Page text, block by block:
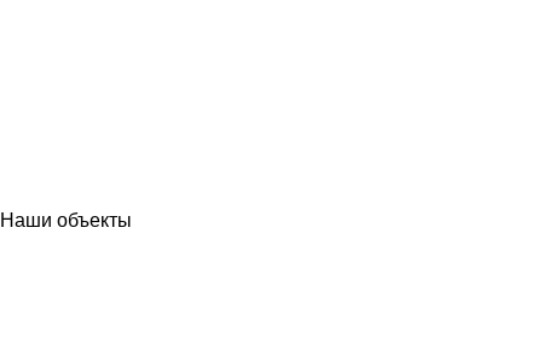
Наши объекты